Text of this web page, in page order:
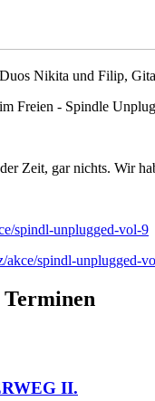
Nikita und Filip,
Freien - Spindle
Zeit, gar nichts. Wir
spindl-unplugged-vol-9
akce/spindl-unplugged-
II.